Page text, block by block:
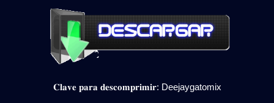
𝐂𝐥𝐚𝐯𝐞 𝐩𝐚𝐫𝐚 𝐝𝐞𝐬𝐜𝐨𝐦𝐩𝐫𝐢𝐦𝐢𝐫: Deejaygatomix